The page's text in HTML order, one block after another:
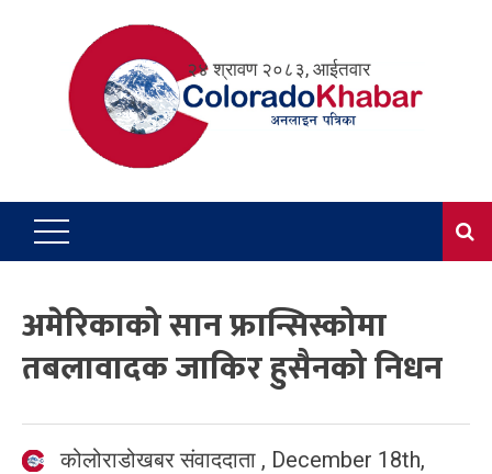
२४ श्रावण २०८३, आईतवार
अमेरिकाको सान फ्रान्सिस्कोमा
तबलावादक जाकिर हुसैनको निधन
कोलोराडोखबर संवाददाता , December 18th,